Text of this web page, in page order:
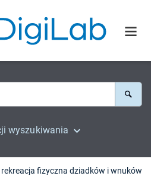
wyszukiwania
fizyczna dziadków i wnuków